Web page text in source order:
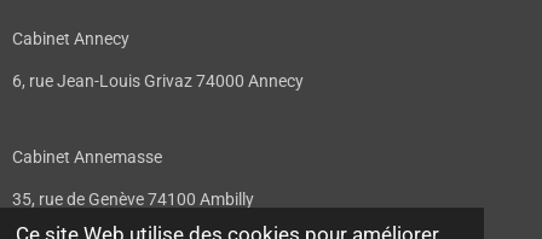
Cabinet Annecy
6, rue Jean-Louis Grivaz 74000 Annecy
Cabinet Annemasse
35, rue de Genève 74100 Ambilly